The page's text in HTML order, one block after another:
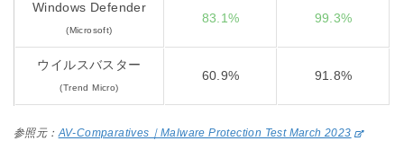
Windows Defender
(Microsoft)
83.1% 99.3%
ウイルスバスター
(Trend Micro)
60.9% 91.8%
参照元：AV-Comparatives｜Malware Protection Test March 2023